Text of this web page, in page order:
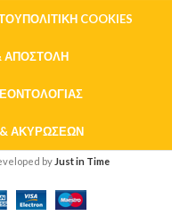
ΠΟΛΙΤΙΚΉ COOKIES
ΑΠΟΣΤΟΛΉ
ΑΚΥΡΏΣΕΩΝ
by Just in Time